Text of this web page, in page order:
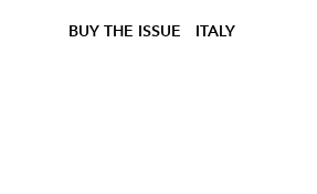
BUY THE ISSUE ITALY